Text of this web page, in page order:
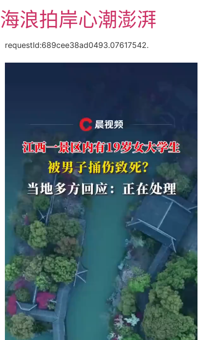
至
主
容
海浪拍岸心潮澎湃
requestId:689cee38ad0493.07617542.